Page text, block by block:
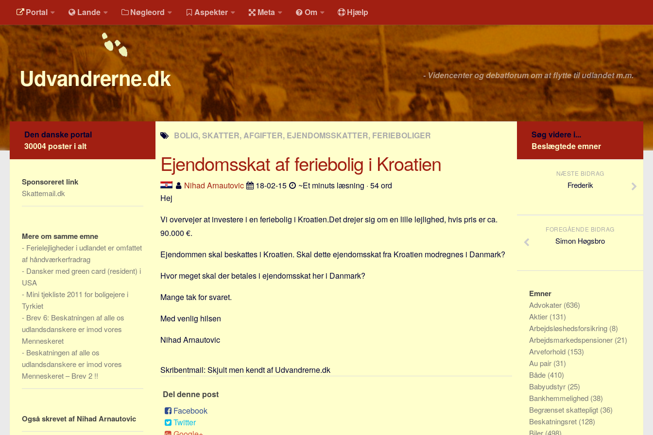
Portal Lande Nøgleord Aspekter Meta Om Hjælp
Udvandrerne.dk - Videncenter og debatforum om at flytte til udlandet m.m.
BOLIG, SKATTER, AFGIFTER, EJENDOMSSKATTER, FERIEBOLIGER
Ejendomsskat af feriebolig i Kroatien
Nihad Arnautovic 18-02-15
~Et minuts læsning · 54 ord
Hej
Vi overvejer at investere i en feriebolig i Kroatien.Det drejer sig om en lille lejlighed, hvis pris er ca.
90.000 €.
Ejendommen skal beskattes i Kroatien. Skal dette ejendomsskat fra Kroatien modregnes i Danmark?
Hvor meget skal der betales i ejendomsskat her i Danmark?
Mange tak for svaret.
Med venlig hilsen
Nihad Arnautovic
Skribentmail: Skjult men kendt af Udvandrerne.dk
Del denne post
Facebook
Twitter
Den danske portal
30004 poster i alt
Sponsoreret link
Skattemail.dk
Mere om samme emne
- Ferielejligheder i udlandet er omfattet
af håndværkerfradrag
- Dansker med green card (resident) i
USA
- Mini tjekliste 2011 for boligejere i
Tyrkiet
- Brev 6: Beskatningen af alle os
udlandsdanskere er imod vores
Menneskeret
- Beskatningen af alle os
udlandsdanskere er imod vores
Menneskeret – Brev 2 !!
Også skrevet af Nihad Arnautovic
Søg videre i...
Beslægtede emner
NÆSTE BIDRAG
Frederik
FOREGÅENDE BIDRAG
Simon Høgsbro
Emner
Advokater (636)
Aktier (131)
Arbejdsløshedsforsikring (8)
Arbejdsmarkedspensioner (21)
Arveforhold (153)
Au pair (31)
Både (410)
Babyudstyr (25)
Bankhemmelighed (38)
Begrænset skattepligt (36)
Beskatningsret (128)
Biler (498)